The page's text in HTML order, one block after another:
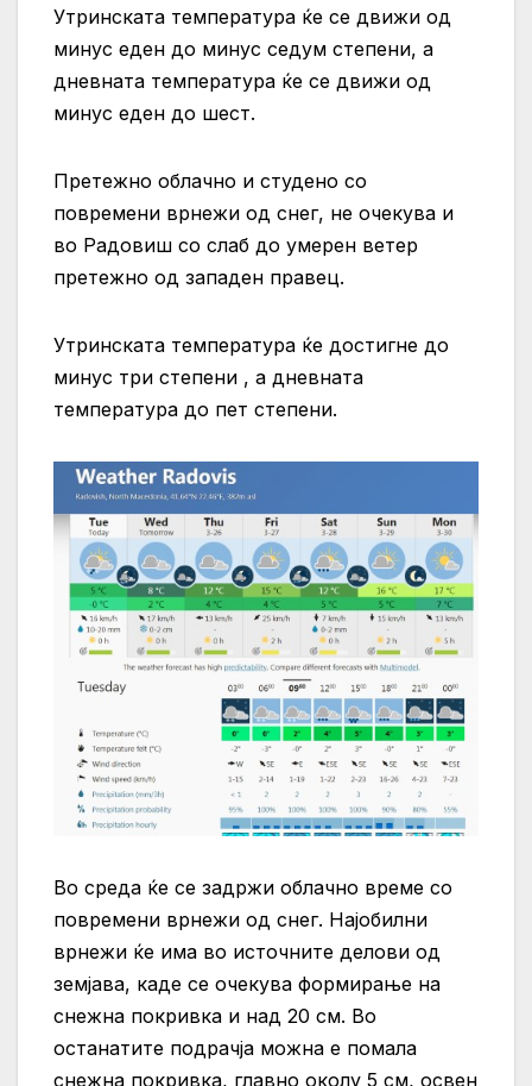
Утринската температура ќе се движи од
минус еден до минус седум степени, а
дневната температура ќе се движи од
минус еден до шест.
Претежно облачно и студено со
повремени врнежи од снег, не очекува и
во Радовиш со слаб до умерен ветер
претежно од западен правец.
Утринската температура ќе достигне до
минус три степени , а дневната
температура до пет степени.
Во среда ќе се задржи облачно време со
повремени врнежи од снег. Најобилни
врнежи ќе има во источните делови од
земјава, каде се очекува формирање на
снежна покривка и над 20 см. Во
останатите подрачја можна е помала
снежна покривка, главно околу 5 см, освен